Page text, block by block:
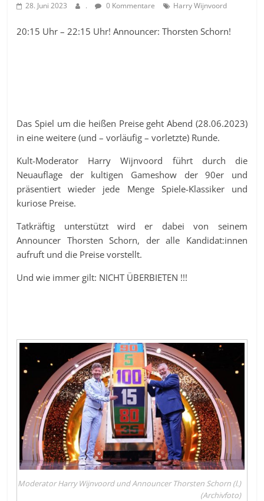
28. Juni 2023 . 0 Kommentare Harry Wijnvoord
20:15 Uhr – 22:15 Uhr! Announcer: Thorsten Schorn!
Das Spiel um die heißen Preise geht Abend (28.06.2023)
in eine weitere (und – vorläufig – vorletzte) Runde.
Kult-Moderator Harry Wijnvoord führt durch die
Neuauflage der kultigen Gameshow der 90er und
präsentiert wieder jede Menge Spiele-Klassiker und
kuriose Preise.
Tatkräftig unterstützt wird er dabei von seinem
Announcer Thorsten Schorn, der alle Kandidat:innen
aufruft und die Preise vorstellt.
Und wie immer gilt: NICHT ÜBERBIETEN !!!
Moderator Harry Wijnvoord und Announcer Thorsten Schorn (l.)
(Archivfoto)